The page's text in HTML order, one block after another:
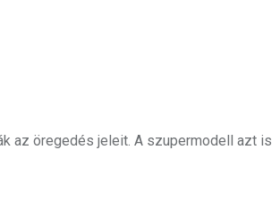
az öregedés jeleit. A szupermodell azt is